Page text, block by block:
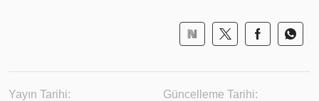
Yayın Tarihi:
Güncelleme Tarihi: